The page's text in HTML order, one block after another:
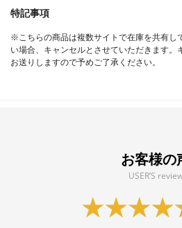
特記事項
※こちらの商品は複数サイトで在庫を共有し
い場合、キャンセルとさせていただきます。
お送りしますので予めご了承ください。
お客様の
USER’S